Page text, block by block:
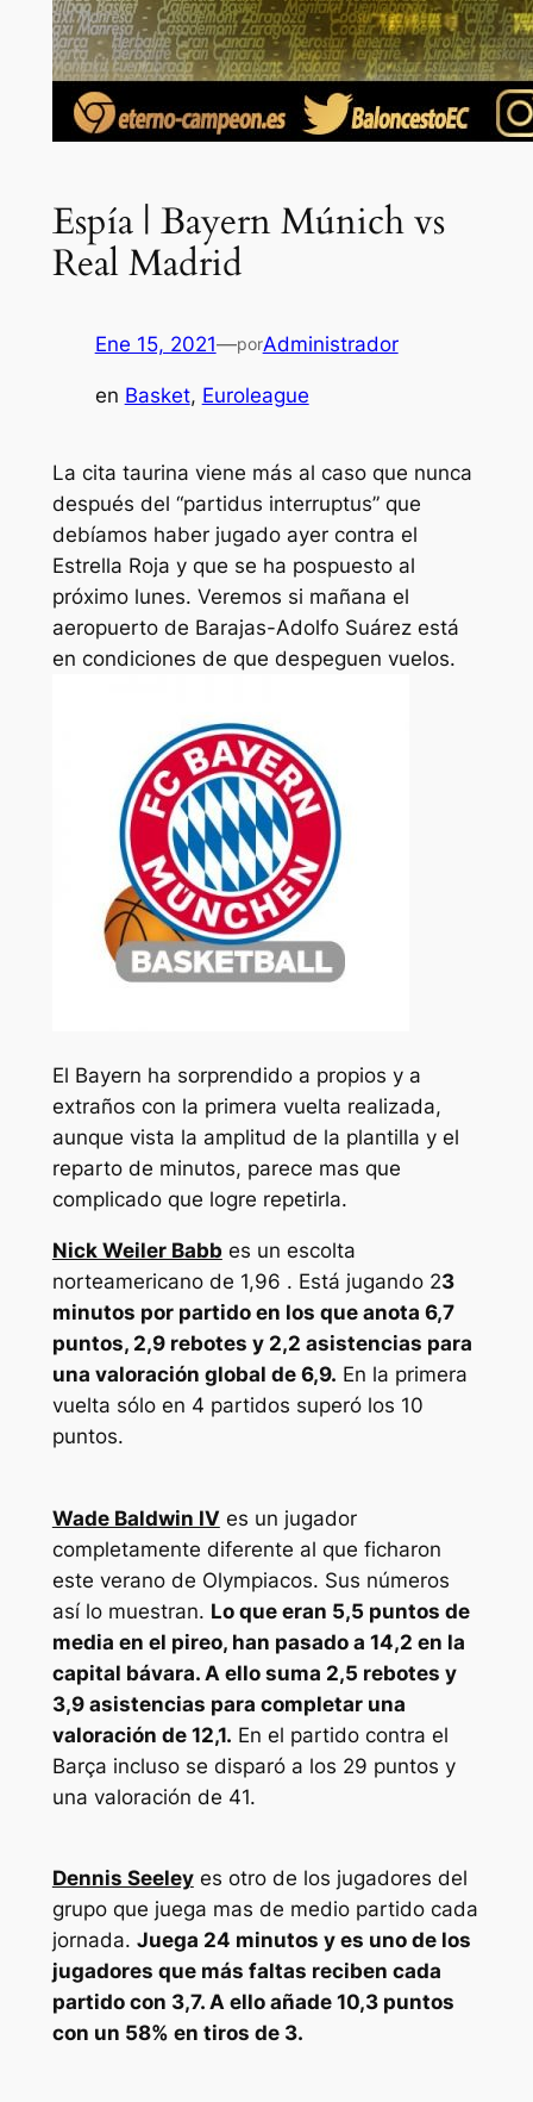
Espía | Bayern Múnich vs
Real Madrid
Ene 15, 2021—porAdministrador
en Basket, Euroleague
La cita taurina viene más al caso que nunca
después del “partidus interruptus” que
debíamos haber jugado ayer contra el
Estrella Roja y que se ha pospuesto al
próximo lunes. Veremos si mañana el
aeropuerto de Barajas-Adolfo Suárez está
en condiciones de que despeguen vuelos.
El Bayern ha sorprendido a propios y a
extraños con la primera vuelta realizada,
aunque vista la amplitud de la plantilla y el
reparto de minutos, parece mas que
complicado que logre repetirla.
Nick Weiler Babbes un escolta
norteamericano de 1,96 . Está jugando 23
minutos por partido en los que anota 6,7
puntos, 2,9 rebotes y 2,2 asistencias para
una valoración global de 6,9. En la primera
vuelta sólo en 4 partidos superó los 10
puntos.
Wade Baldwin IV es un jugador
completamente diferente al que ficharon
este verano de Olympiacos. Sus números
así lo muestran. Lo que eran 5,5 puntos de
media en el pireo, han pasado a 14,2 en la
capital bávara. A ello suma 2,5 rebotes y
3,9 asistencias para completar una
valoración de 12,1. En el partido contra el
Barça incluso se disparó a los 29 puntos y
una valoración de 41.
Dennis Seeleyes otro de los jugadores del
grupo que juega mas de medio partido cada
jornada. Juega 24 minutos y es uno de los
jugadores que más faltas reciben cada
partido con 3,7. A ello añade 10,3 puntos
con un 58% en tiros de 3.